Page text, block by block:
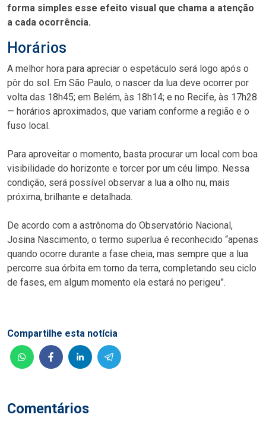
forma simples esse efeito visual que chama a atenção
a cada ocorrência.
Horários
A melhor hora para apreciar o espetáculo será logo após o
pôr do sol. Em São Paulo, o nascer da lua deve ocorrer por
volta das 18h45; em Belém, às 18h14; e no Recife, às 17h28
— horários aproximados, que variam conforme a região e o
fuso local.
Para aproveitar o momento, basta procurar um local com boa
visibilidade do horizonte e torcer por um céu limpo. Nessa
condição, será possível observar a lua a olho nu, mais
próxima, brilhante e detalhada.
De acordo com a astrônoma do Observatório Nacional,
Josina Nascimento, o termo superlua é reconhecido “apenas
quando ocorre durante a fase cheia, mas sempre que a lua
percorre sua órbita em torno da terra, completando seu ciclo
de fases, em algum momento ela estará no perigeu”.
Comentários
Compartilhe esta notícia